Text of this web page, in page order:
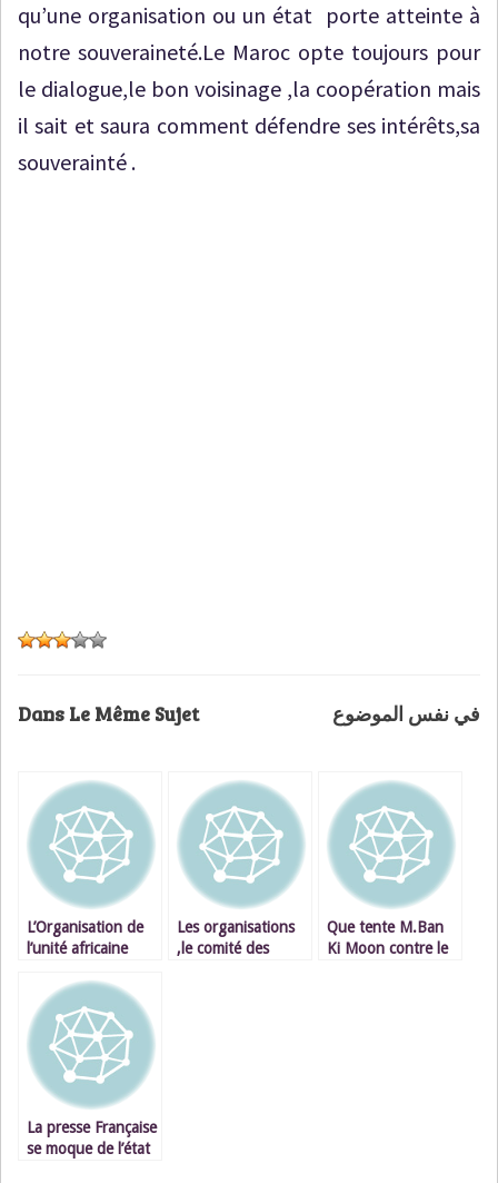
qu’une organisation ou un état porte atteinte à
notre souveraineté.Le Maroc opte toujours pour
le dialogue,le bon voisinage ,la coopération mais
il sait et saura comment défendre ses intérêts,sa
souverainté .
Dans Le Même Sujet في نفس الموضوع
L’Organisation de
l’unité africaine
l’union et pour le
morcellement ,la
violation de
l’intégrité
territoriale.
Les organisations
,le comité des
Que tente M.Ban
Ki Moon contre le
La presse Française
se moque de l’état